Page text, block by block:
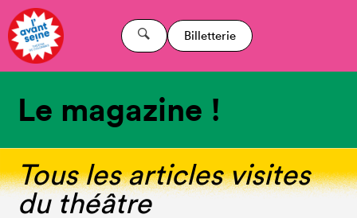
Billetterie
Le magazine !
Tous les articles visites
du théâtre